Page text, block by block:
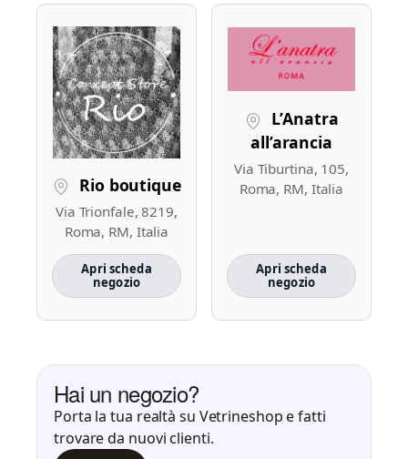
Rio boutique
Via Trionfale, 8219,
Roma, RM, Italia
Apri scheda
negozio
L’Anatra
all’arancia
Via Tiburtina, 105,
Roma, RM, Italia
Apri scheda
negozio
Hai un negozio?
Porta la tua realtà su Vetrineshop e fatti
trovare da nuovi clienti.